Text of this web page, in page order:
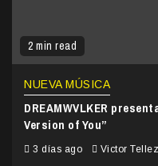
2 min read
NUEVA MÚSICA
DREAMWVLKER
Version of You”
3 días ago Victor Tellez